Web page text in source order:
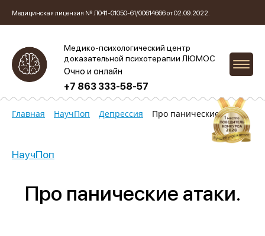
Медицинская лицензия № Л041-01050-61/00614666 от 02.09.2022.
Медико-психологический центр
доказательной психотерапии ЛЮМОС
Очно и онлайн
+7 863 333-58-57
Главная НаучПоп Депрессия Про панические атаки.
НаучПоп
Про панические атаки.